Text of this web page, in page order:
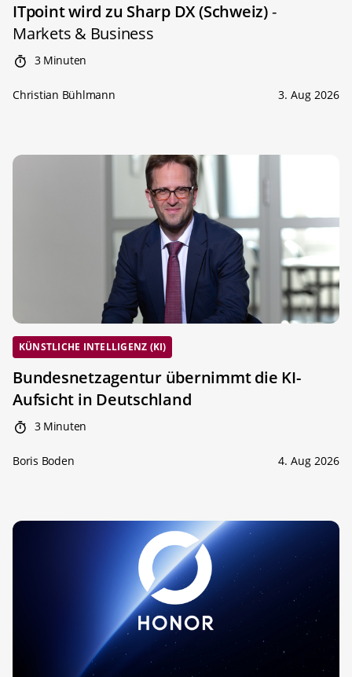
ITpoint wird zu Sharp DX (Schweiz)-
Markets & Business
3 Minuten
Christian Bühlmann 3. Aug 2026
KÜNSTLICHE INTELLIGENZ (KI)
Bundesnetzagentur übernimmt die KI-
Aufsicht in Deutschland
3 Minuten
Boris Boden 4. Aug 2026